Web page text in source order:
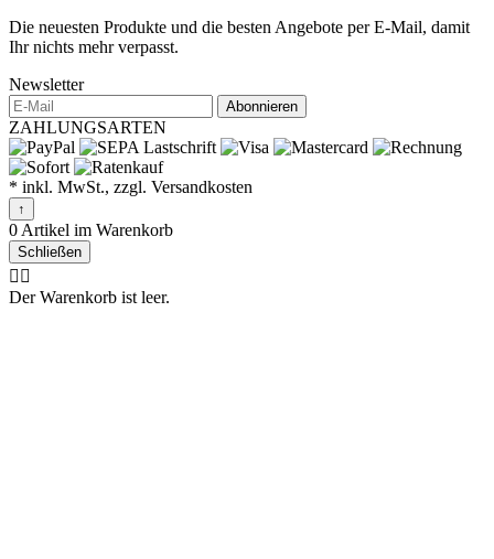
Die neuesten Produkte und die besten Angebote per E-Mail, damit
Ihr nichts mehr verpasst.
Newsletter
Abonnieren
ZAHLUNGSARTEN
* inkl. MwSt., zzgl. Versandkosten
↑
0 Artikel im Warenkorb
Schließen
🤷‍♂️
Der Warenkorb ist leer.